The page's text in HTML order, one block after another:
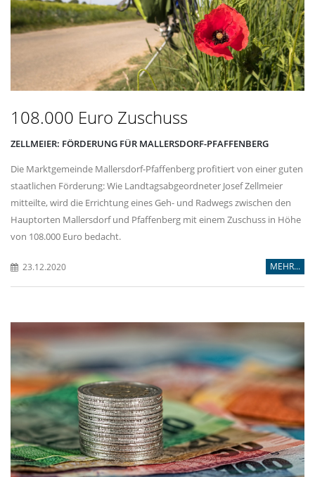
108.000 Euro Zuschuss
ZELLMEIER: FÖRDERUNG FÜR MALLERSDORF-PFAFFENBERG
Die Marktgemeinde Mallersdorf-Pfaffenberg profitiert von einer guten
staatlichen Förderung: Wie Landtagsabgeordneter Josef Zellmeier
mitteilte, wird die Errichtung eines Geh- und Radwegs zwischen den
Hauptorten Mallersdorf und Pfaffenberg mit einem Zuschuss in Höhe
von 108.000 Euro bedacht.
23.12.2020 MEHR...